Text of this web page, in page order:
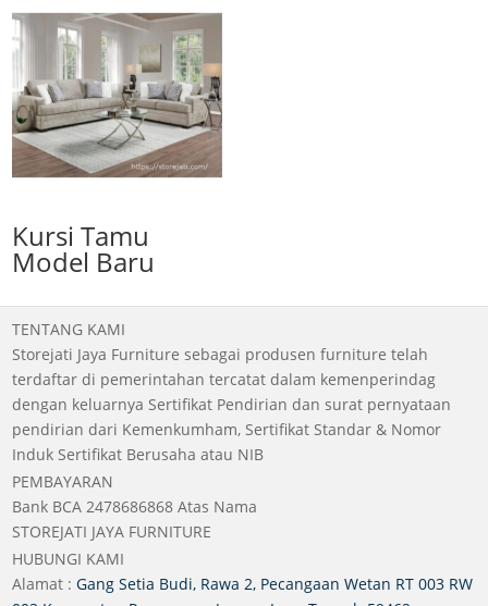
Kursi Tamu
Model Baru
TENTANG KAMI
Storejati Jaya Furniture sebagai produsen furniture telah
terdaftar di pemerintahan tercatat dalam kemenperindag
dengan keluarnya Sertifikat Pendirian dan surat pernyataan
pendirian dari Kemenkumham, Sertifikat Standar & Nomor
Induk Sertifikat Berusaha atau NIB
PEMBAYARAN
Bank BCA 2478686868 Atas Nama
STOREJATI JAYA FURNITURE
HUBUNGI KAMI
Alamat :Gang Setia Budi, Rawa 2, Pecangaan Wetan RT 003 RW